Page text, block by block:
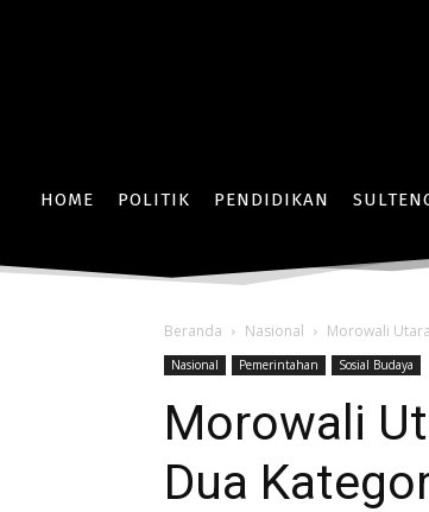
HOME POLITIK PENDIDIKAN
Beranda Nasional Morowali
Nasional Pemerintahan Sosial Budaya
Morowali
Dua